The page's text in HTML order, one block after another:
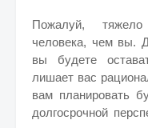
Пожалуй,
человека, чем вы.
вы будете
лишает вас
вам планировать
долгосрочной